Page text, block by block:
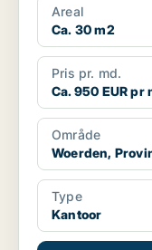
Areal
Ca. 30 m2
Pris pr. md.
Ca. 950 EUR pr
Område
Woerden,
Type
Kantoor